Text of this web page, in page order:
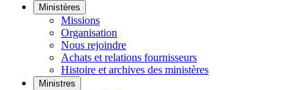
Ministères
Missions
Organisation
Nous rejoindre
Achats et relations fournisseurs
Histoire et archives des ministères
Ministres